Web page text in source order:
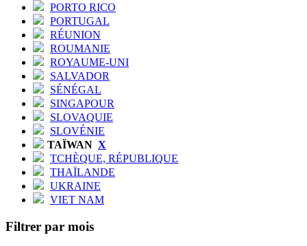
PORTO RICO
PORTUGAL
RÉUNION
ROUMANIE
ROYAUME-UNI
SALVADOR
SÉNÉGAL
SINGAPOUR
SLOVAQUIE
SLOVÉNIE
TAÏWAN X
TCHÈQUE, RÉPUBLIQUE
THAÏLANDE
UKRAINE
VIET NAM
Filtrer par mois